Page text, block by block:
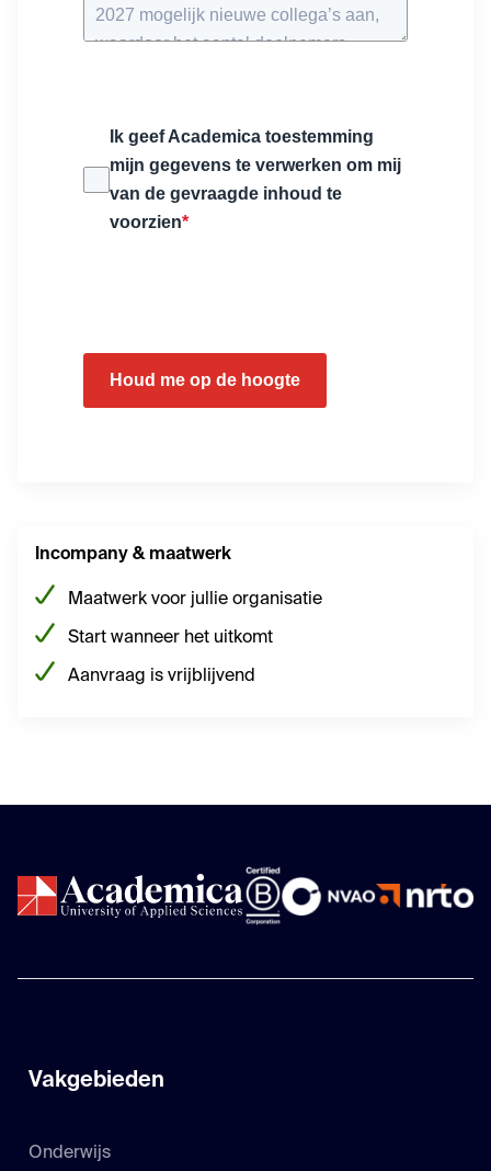
Ik geef Academica toestemming
mijn gegevens te verwerken om mij
van de gevraagde inhoud te
voorzien*
Houd me op de hoogte
Incompany & maatwerk
Maatwerk voor jullie organisatie
Start wanneer het uitkomt
Aanvraag is vrijblijvend
Vakgebieden
Onderwijs